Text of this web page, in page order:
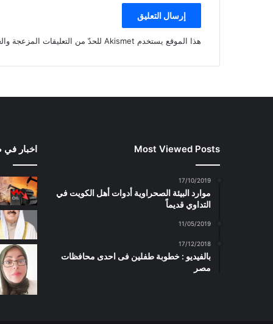
هذا الموقع يستخدم Akismet للحدّ من التعليقات المزعجة والغير مرغوبة.
Most Viewed Posts
17/10/2019
موارد البيئة الصحراوية أدوات أهل الكويت في
التداوي قديماً
11/05/2019
17/12/2018
بالفيديو : خطوبة طفلين فى احدى محافظات
مصر
اخبار في